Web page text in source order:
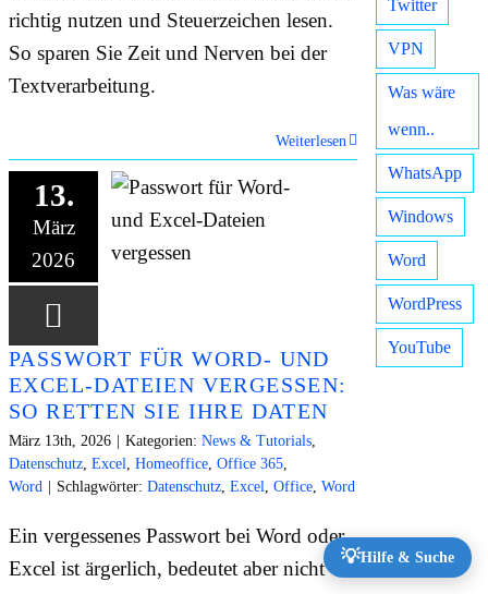
richtig nutzen und Steuerzeichen lesen.
So sparen Sie Zeit und Nerven bei der
Textverarbeitung.
Weiterlesen
13.
März
2026
PASSWORT FÜR WORD- UND
EXCEL-DATEIEN VERGESSEN:
SO RETTEN SIE IHRE DATEN
März 13th, 2026 Kategorien: News & Tutorials
Datenschutz Excel Homeoffice Office 365
Word
Schlagwörter: Datenschutz Excel Office Word
Ein vergessenes Passwort bei Word oder
Excel ist ärgerlich, bedeutet aber nicht
Twitter
VPN
Was wäre
wenn..
WhatsApp
Windows
Word
WordPress
YouTube
💡Hilfe & Suche